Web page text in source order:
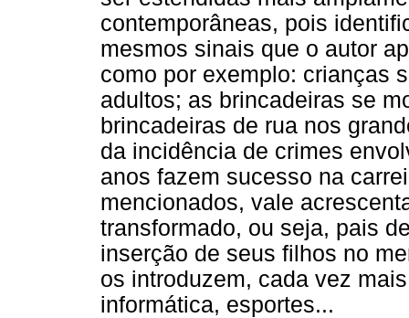
contemporâneas, pois
mesmos sinais que o autor
como por exemplo: crianças
adultos; as brincadeiras se
brincadeiras de rua nos
da incidência de crimes
anos fazem sucesso na
mencionados, vale
transformado, ou seja, pais
inserção de seus filhos no
os introduzem, cada vez
informática, esportes...